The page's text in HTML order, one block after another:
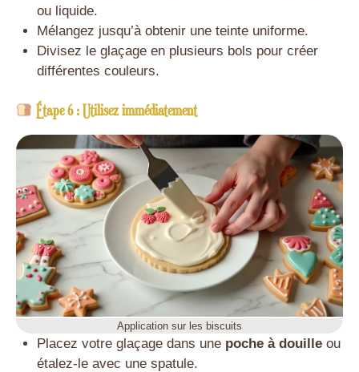
ou liquide.
Mélangez jusqu’à obtenir une teinte uniforme.
Divisez le glaçage en plusieurs bols pour créer
différentes couleurs.
Étape 6 : Utilisez immédiatement
Application sur les biscuits
Placez votre glaçage dans une poche à douilleou
étalez-le avec une spatule.